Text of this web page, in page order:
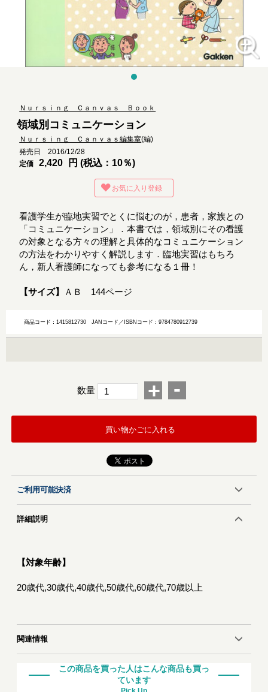
Ｎｕｒｓｉｎｇ Ｃａｎｖａｓ Ｂｏｏｋ
領域別コミュニケーション
Ｎｕｒｓｉｎｇ Ｃａｎｖａｓ編集室(編)
発売日 2016/12/28
定価
2,420 円 (税込：10％)
お気に入り登録
看護学生が臨地実習でとくに悩むのが，患者，家族との
「コミュニケーション」．本書では，領域別にその看護
の対象となる方々の理解と具体的なコミュニケーション
の方法をわかりやすく解説します．臨地実習はもちろ
ん，新人看護師になっても参考になる１冊！
【サイズ】 ＡＢ 144ページ
商品コード：1415812730JANコード／ISBNコード：9784780912739
数量 + -
買い物かごに入れる
ご利用可能決済
詳細説明
【対象年齢】
20歳代,30歳代,40歳代,50歳代,60歳代,70歳以上
関連情報
この商品を買った人はこんな商品も買っ
ています